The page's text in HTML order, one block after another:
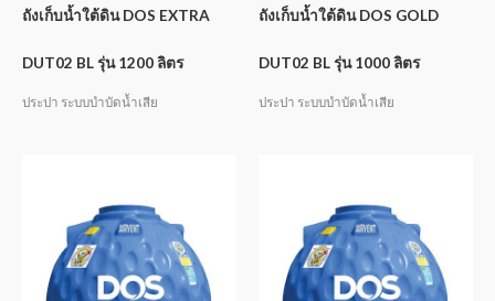
ถังเก็บน้ำใต้ดิน DOS EXTRA
DUT02 BL รุ่น 1200 ลิตร
ประปา ระบบบำบัดน้ำเสีย
ถังเก็บน้ำใต้ดิน DOS GOLD
DUT02 BL รุ่น 1000 ลิตร
ประปา ระบบบำบัดน้ำเสีย